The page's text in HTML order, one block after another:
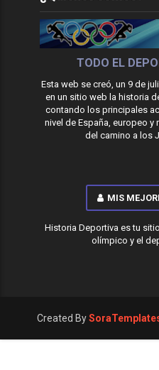
TODO EL
Esta web se creó, un 9 de
en un sitio web la historia
contando los principales
nivel de España, europeo y
del camino a los
MIS
Historia Deportiva es tu
olímpico y el
Created By